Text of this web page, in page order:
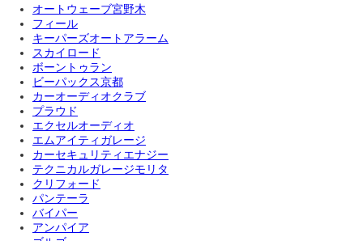
オートウェーブ宮野木
フィール
キーパーズオートアラーム
スカイロード
ボーントゥラン
ビーパックス京都
カーオーディオクラブ
プラウド
エクセルオーディオ
エムアイティガレージ
カーセキュリティエナジー
テクニカルガレージモリタ
クリフォード
パンテーラ
バイパー
アンパイア